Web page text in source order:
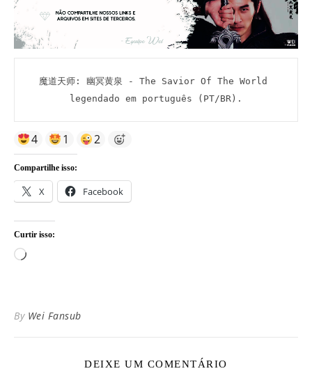
魔道天师: 幽冥黄泉 - The Savior Of The World
legendado em português (PT/BR).
4 1 2
Compartilhe isso:
X Facebook
Curtir isso:
Carregando...
By Wei Fansub
DEIXE UM COMENTÁRIO